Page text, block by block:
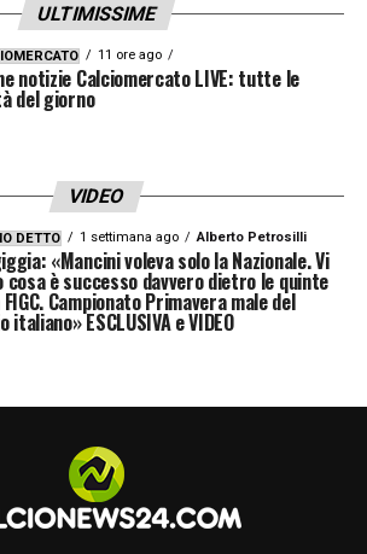
NOSTRE TOP NEWS
ULTIMISSIME
11 ore ago
notizie Calciomercato LIVE: tutte le
del giorno
VIDEO
DETTO 1 settimana ago Alberto Petrosilli
«Mancini voleva solo la Nazionale. Vi
cosa è successo davvero dietro le quinte
Campionato Primavera male del
italiano» ESCLUSIVA e VIDEO